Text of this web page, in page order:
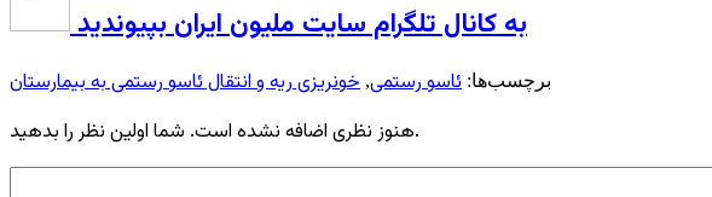
به کانال تلگرام سایت ملیون ایران بپیوندید
برچسب‌ها: ئاسو رستمی, خونریزی ریه و انتقال ئاسو رستمی به بیمارستان
هنوز نظری اضافه نشده است. شما اولین نظر را بدهید.